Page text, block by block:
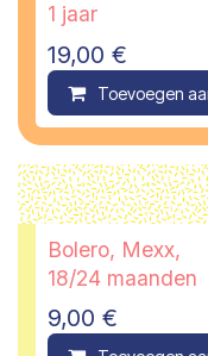
1 jaar
19,00 €
Toevoegen
Bolero, Mexx,
18/24 maanden
9,00 €